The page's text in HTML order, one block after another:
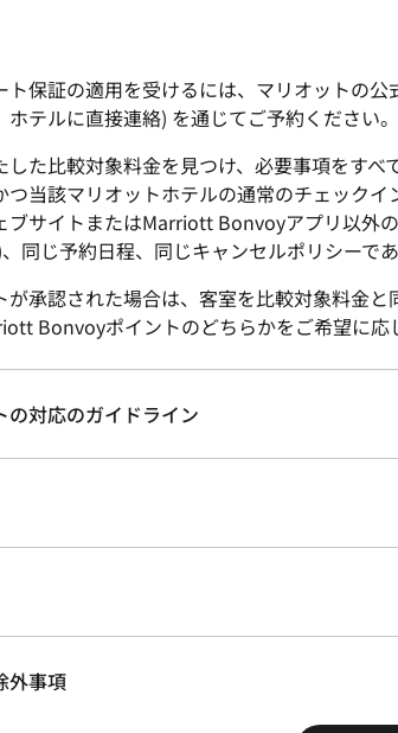
ト保証の適用を受けるには、マリオットの
ホテルに直接連絡) を通じてご予約ください。
した比較対象料金を見つけ、必要事項をすべ
つ当該マリオットホテルの通常のチェック
ブサイトまたはMarriott Bonvoyアプリ以外
同じ予約日程、同じキャンセルポリシーで
が承認された場合は、客室を比較対象料金
Bonvoyポイントのどちらかをご希望に応
の対応のガイドライン
外事項